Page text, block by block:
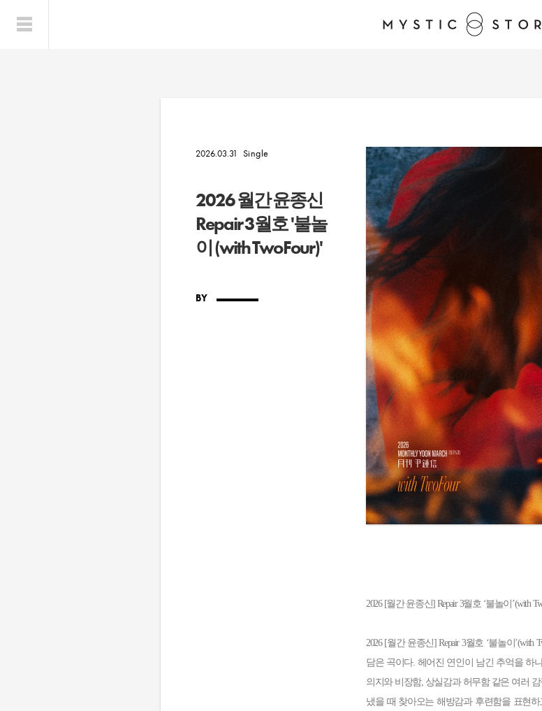
2026.03.31 Single
2026 월간 윤종신
Repair 3월호 '불놀
이 (with TwoFour)'
BY
2026 [월간 윤종신] Repair 3월호 ‘불놀이’(with
2026 [월간 윤종신] Repair 3월호 ‘불놀이
담은 곡이다. 헤어진 연인이 남긴 추억을 하
의지와 비장함, 상실감과 허무함 같은 여러
냈을 때 찾아오는 해방감과 후련함을 표현